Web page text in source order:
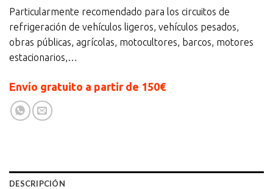
Particularmente recomendado para los circuitos de
refrigeración de vehículos ligeros, vehículos pesados,
obras públicas, agrícolas, motocultores, barcos, motores
estacionarios,…
Envío gratuito a partir de 150€
DESCRIPCIÓN